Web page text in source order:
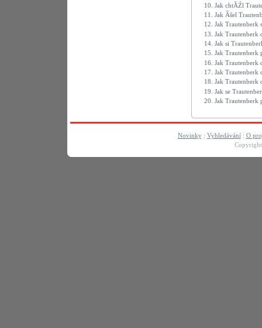
10. Jak chtĂŹl
11. Jak Âšel
12. Jak Trautenberk
13. Jak Trautenberk
14. Jak si
15. Jak Trautenberk
16. Jak
17. Jak Trautenberk
18. Jak Trautenberk
19. Jak se
20. Jak Trautenberk
Novinky: Vyhledávání: O